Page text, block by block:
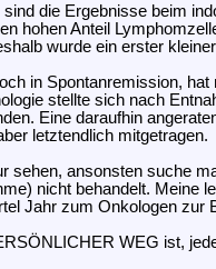
die Ergebnisse beim
hohen Anteil
wurde ein erster
in Spontanremission,
stellte sich nach
Eine daraufhin
letztendlich mitgetragen.
sehen, ansonsten suche
nicht behandelt.
Jahr zum Onkologen zur
WEG ist,